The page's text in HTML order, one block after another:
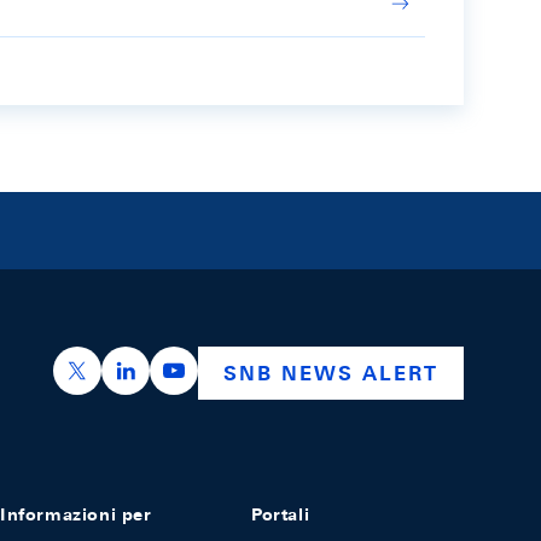
https://x.com/snb_bns
https://ch.linkedin.com/company/swiss-
https://www.youtube.com/
SNB NEWS ALERT
Informazioni per Portali